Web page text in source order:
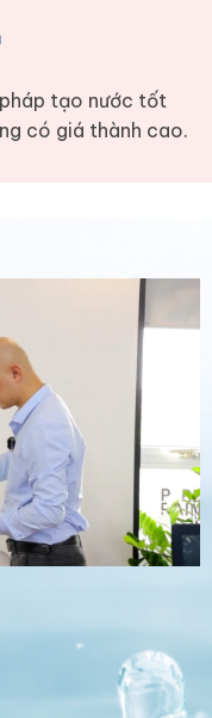
tạo nước tốt
có giá thành cao.